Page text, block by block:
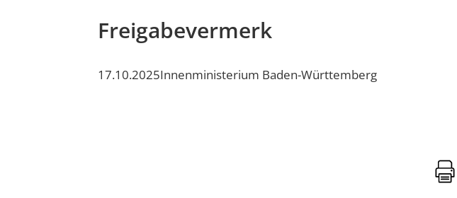
Freigabevermerk
17.10.2025Innenministerium Baden-Württemberg